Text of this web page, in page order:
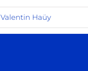
Valentin Haüy